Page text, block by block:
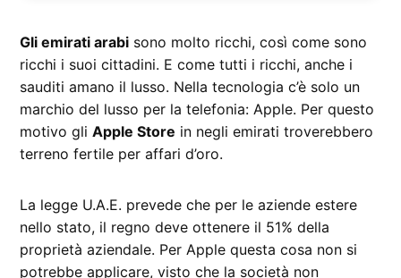
Gli emirati arabi sono molto ricchi, così come sono
ricchi i suoi cittadini. E come tutti i ricchi, anche i
sauditi amano il lusso. Nella tecnologia c’è solo un
marchio del lusso per la telefonia: Apple. Per questo
motivo gliApple Store in negli emirati troverebbero
terreno fertile per affari d’oro.
La legge U.A.E. prevede che per le aziende estere
nello stato, il regno deve ottenere il 51% della
proprietà aziendale. Per Apple questa cosa non si
potrebbe applicare, visto che la società non